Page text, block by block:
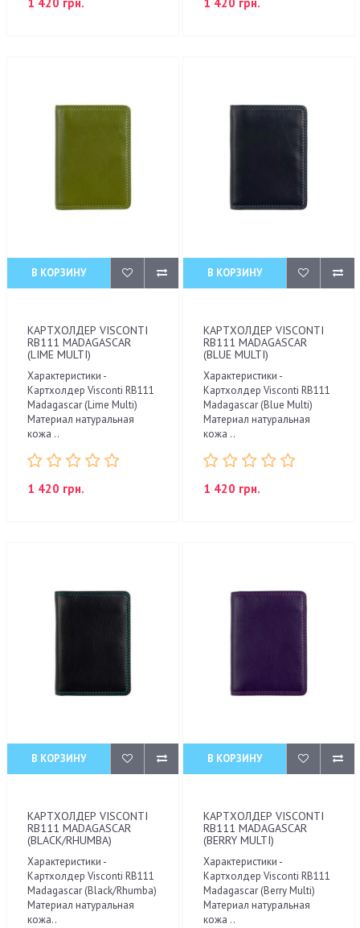
1 420 грн. 1 420 грн.
В КОРЗИНУ
КАРТХОЛДЕР VISCONTI
RB111 MADAGASCAR
(LIME MULTI)
Характеристики -
Картхолдер Visconti RB111
Madagascar (Lime Multi)
Материал натуральная
кожа ..
1 420 грн.
В КОРЗИНУ
КАРТХОЛДЕР VISCONTI
RB111 MADAGASCAR
(BLUE MULTI)
Характеристики -
Картхолдер Visconti RB111
Madagascar (Blue Multi)
Материал натуральная
кожа ..
1 420 грн.
В КОРЗИНУ
КАРТХОЛДЕР VISCONTI
RB111 MADAGASCAR
(BLACK/RHUMBA)
Характеристики -
Картхолдер Visconti RB111
Madagascar (Black/Rhumba)
Материал натуральная
кожа..
В КОРЗИНУ
КАРТХОЛДЕР VISCONTI
RB111 MADAGASCAR
(BERRY MULTI)
Характеристики -
Картхолдер Visconti RB111
Madagascar (Berry Multi)
Материал натуральная
кожа ..